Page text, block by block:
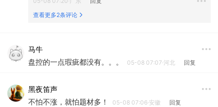
查看更多2条评论
马牛
盘控的一点瑕疵都没有。。。
05-08 07:07·河北 回复
黑夜笛声
不怕不涨，就怕题材多！
05-08 07:06·安徽 回复